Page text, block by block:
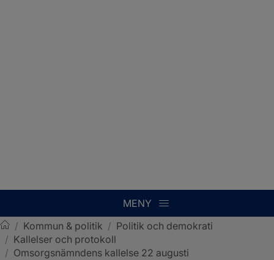
MENY
Sotenäs kommun
/ Kommun & politik / Politik och demokrati
/ Kallelser och protokoll
/ Omsorgsnämndens kallelse 22 augusti